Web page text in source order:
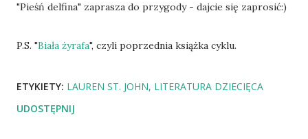
"Pieśń delfina" zaprasza do przygody - dajcie się zaprosić:)
P.S. "Biała żyrafa", czyli poprzednia książka cyklu.
ETYKIETY: LAUREN ST. JOHN LITERATURA DZIECIĘCA
UDOSTĘPNIJ